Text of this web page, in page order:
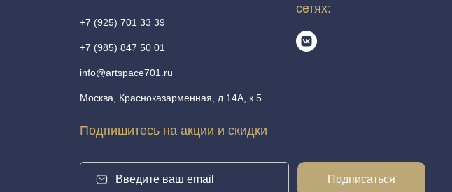
+7 (925) 701 33 39
+7 (985) 847 50 01
info@artspace701.ru
Москва, Красноказарменная, д.14А, к.5
сетях:
Подпишитесь на акции и скидки
Подписаться